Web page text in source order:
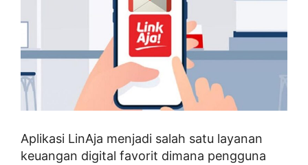
Aplikasi LinAja menjadi salah satu layanan
keuangan digital favorit dimana pengguna